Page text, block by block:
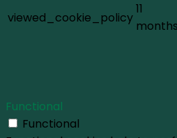
viewed_cookie_policy
11
months
Functional
Functional